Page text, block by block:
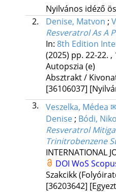
Nyilvános idéző
2.
Denise, Matvon ;
Resveratrol As A
In: 8th Edition
(2025) pp. 22-22. ,
Autopszia (e)
Absztrakt /
[36106037]
3.
Veszelka, Médea
Denise ; Bódi,
Resveratrol
Trinitrobenzene
INTERNATIONAL
DOI WoS
Szakcikk
[36203642]